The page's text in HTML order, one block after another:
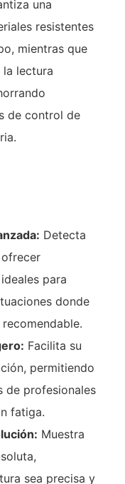
una
resistentes
mientras que
lectura
de control de
Detecta
para
donde
Facilita su
permitiendo
de profesionales
fatiga.
Muestra
sea precisa y